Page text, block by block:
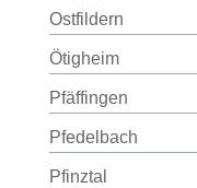
Ostfildern
Ötigheim
Pfäffingen
Pfedelbach
Pfinztal